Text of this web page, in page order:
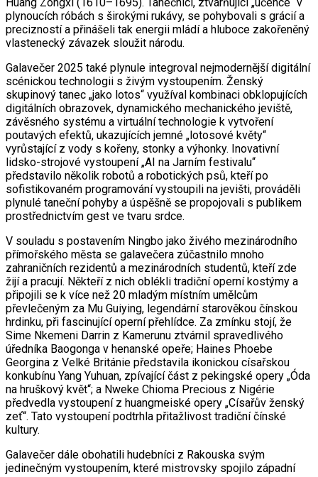
plynoucích róbách s širokými rukávy, se pohybovali s grácií a
precizností a přinášeli tak energii mládí a hluboce zakořeněný
vlastenecký závazek sloužit národu.
Galavečer 2025 také plynule integroval nejmodernější digitální
scénickou technologii s živým vystoupením. Ženský
skupinový tanec „jako lotos“ využíval kombinaci obklopujících
digitálních obrazovek, dynamického mechanického jeviště,
závěsného systému a virtuální technologie k vytvoření
poutavých efektů, ukazujících jemné „lotosové květy“
vyrůstající z vody s kořeny, stonky a výhonky. Inovativní
lidsko-strojové vystoupení „AI na Jarním festivalu“
představilo několik robotů a robotických psů, kteří po
sofistikovaném programování vystoupili na jevišti, prováděli
plynulé taneční pohyby a úspěšně se propojovali s publikem
prostřednictvím gest ve tvaru srdce.
V souladu s postavením Ningbo jako živého mezinárodního
přímořského města se galavečera zúčastnilo mnoho
zahraničních rezidentů a mezinárodních studentů, kteří zde
žijí a pracují. Někteří z nich oblékli tradiční operní kostýmy a
připojili se k více než 20 mladým místním umělcům
převlečeným za Mu Guiying, legendární starověkou čínskou
hrdinku, při fascinující operní přehlídce. Za zmínku stojí, že
Sime Nkemeni Darrin z Kamerunu ztvárnil spravedlivého
úředníka Baogonga v henanské opeře; Haines Phoebe
Georgina z Velké Británie představila ikonickou císařskou
konkubínu Yang Yuhuan, zpívající část z pekingské opery „Óda
na hruškový květ“; a Nweke Chioma Precious z Nigérie
předvedla vystoupení z huangmeiské opery „Císařův ženský
zeť“. Tato vystoupení podtrhla přitažlivost tradiční čínské
kultury.
Galavečer dále obohatili hudebníci z Rakouska svým
jedinečným vystoupením, které mistrovsky spojilo západní